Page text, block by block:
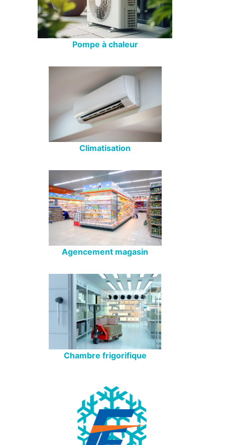
Pompe à chaleur
Climatisation
Agencement magasin
Chambre frigorifique